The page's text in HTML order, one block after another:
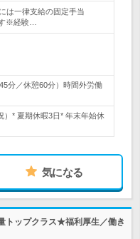
は一律支給の固定手当
※経験…
分／休憩60分）時間外労働
）* 夏期休暇3日* 年末年始休
気になる
トップクラス★福利厚生／働き